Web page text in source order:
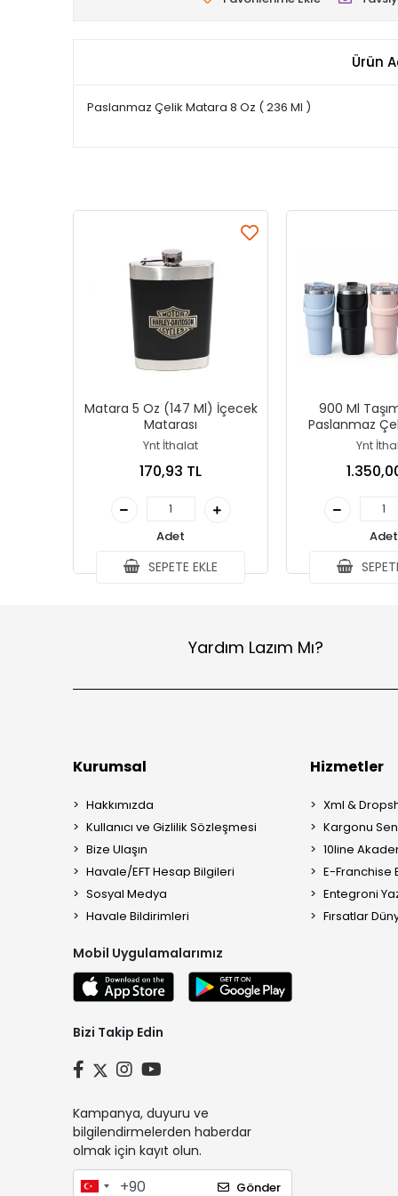
Ürün
Paslanmaz Çelik Matara 8 Oz ( 236 Ml )
Matara 5 Oz (147 Ml) İçecek
Matarası
Ynt İthalat
170,93 TL
Adet
SEPETE EKLE
900 Ml
Paslanmaz
Mug - Vakumlu
Ynt
Adet
Yardım Lazım Mı?
Kurumsal
Hakkımızda
Kullanıcı ve Gizlilik Sözleşmesi
Bize Ulaşın
Havale/EFT Hesap Bilgileri
Sosyal Medya
Havale Bildirimleri
Mobil Uygulamalarımız
Bizi Takip Edin
Kampanya, duyuru ve
bilgilendirmelerden haberdar
olmak için kayıt olun.
Gönder
Hizmetler
Xml &
Kargonu
10line
E-Franchise
Entegroni
Fırsatlar